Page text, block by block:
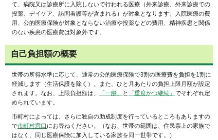
て、病院又は診療所に入院しないで行われる医療（外来診療、外来診療での
投薬、デイケア、訪問看護等が含まれる）が対象となります。入院医療の費
用、公的医療保険が対象とならない治療や投薬などの費用、精神疾患と関係
のない疾患の医療費は対象外です。
自己負担額の概要
世帯の所得水準に応じて、通常の公的医療保険で3割の医療費を負担を1割に
軽減します（生活保護を除く）。また、ひと月あたりの負担上限月額が設定
されます。なお、上限負担額は、
「一般」 と 「重度かつ継続」 でそれぞれ定
められています。
市町村によっては、さらに独自の助成制度を行っているところもありますの
で市町村窓口 にお尋ねください。（なお、世帯の範囲は、住民票上の家族で
はなく、同じ医療保険に加入している家族を同一世帯です。）